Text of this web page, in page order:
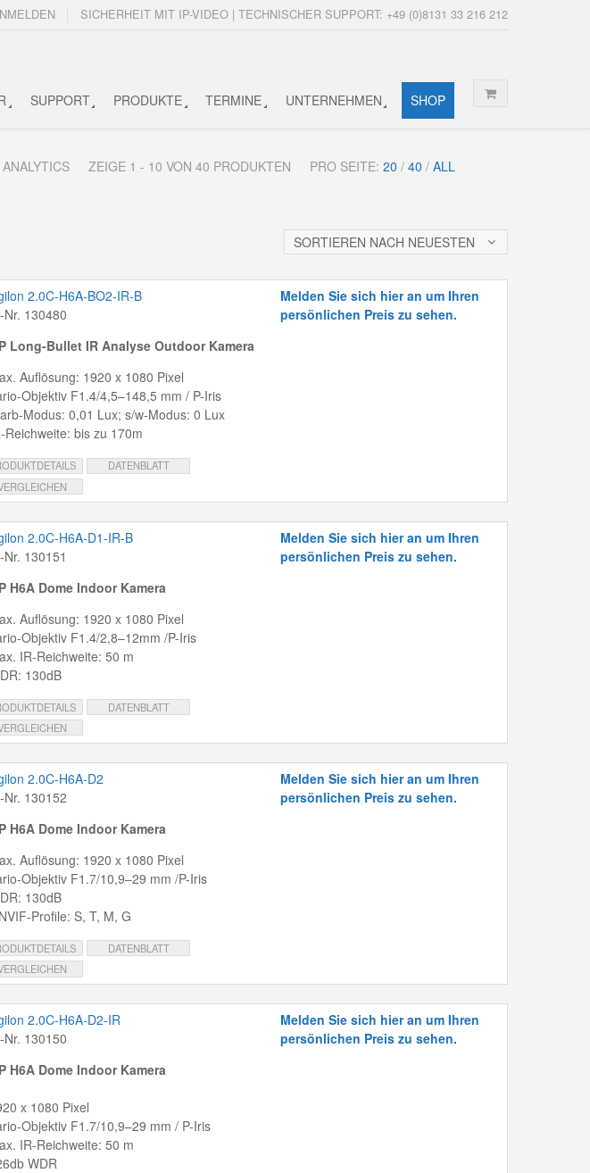
SICHERHEIT MIT IP-VIDEO | TECHNISCHER SUPPORT: +49 (0)8131 33 216 212
SUPPORT PRODUKTE TERMINE UNTERNEHMEN SHOP
ZEIGE 1 - 10 VON 40 PRODUKTEN PRO SEITE: 20 / 40 / ALL
SORTIEREN NACH NEUESTEN
2.0C-H6A-BO2-IR-B
Nr. 130480
Long-Bullet IR Analyse Outdoor Kamera
Auflösung: 1920 x 1080 Pixel
Objektiv F1.4/4,5–148,5 mm / P-Iris
Modus: 0,01 Lux; s/w-Modus: 0 Lux
Reichweite: bis zu 170m
DATENBLATT
Melden Sie sich hier an um Ihren
persönlichen Preis zu sehen.
2.0C-H6A-D1-IR-B
Nr. 130151
H6A Dome Indoor Kamera
Auflösung: 1920 x 1080 Pixel
Objektiv F1.4/2,8–12mm /P-Iris
IR-Reichweite: 50 m
130dB
DATENBLATT
Melden Sie sich hier an um Ihren
persönlichen Preis zu sehen.
2.0C-H6A-D2
Nr. 130152
H6A Dome Indoor Kamera
Auflösung: 1920 x 1080 Pixel
Objektiv F1.7/10,9–29 mm /P-Iris
130dB
Profile: S, T, M, G
DATENBLATT
Melden Sie sich hier an um Ihren
persönlichen Preis zu sehen.
2.0C-H6A-D2-IR
Nr. 130150
H6A Dome Indoor Kamera
x 1080 Pixel
Objektiv F1.7/10,9–29 mm / P-Iris
IR-Reichweite: 50 m
WDR
Melden Sie sich hier an um Ihren
persönlichen Preis zu sehen.